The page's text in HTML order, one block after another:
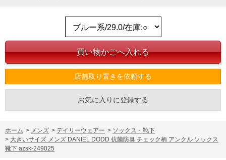
店舗取り置きを依頼する
お気に入りに登録する
ホーム > メンズ > デイリーウェアー > ソックス・靴下
> 大きいサイズ メンズ DANIEL DODD 抗菌防臭 チェック柄 アンクル ソックス
靴下 azsk-249025